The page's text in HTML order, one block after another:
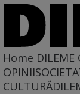
Home DILEME
OPINII
CULTURĂ